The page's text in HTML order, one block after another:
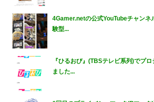
4Gamer.netの公式YouTubeチャンネ
験型...
『ひるおび』(TBSテレビ系列)でプ
ました...